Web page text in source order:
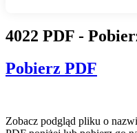
4022 PDF -
Pobierz PDF
Zobacz podgląd pliku o